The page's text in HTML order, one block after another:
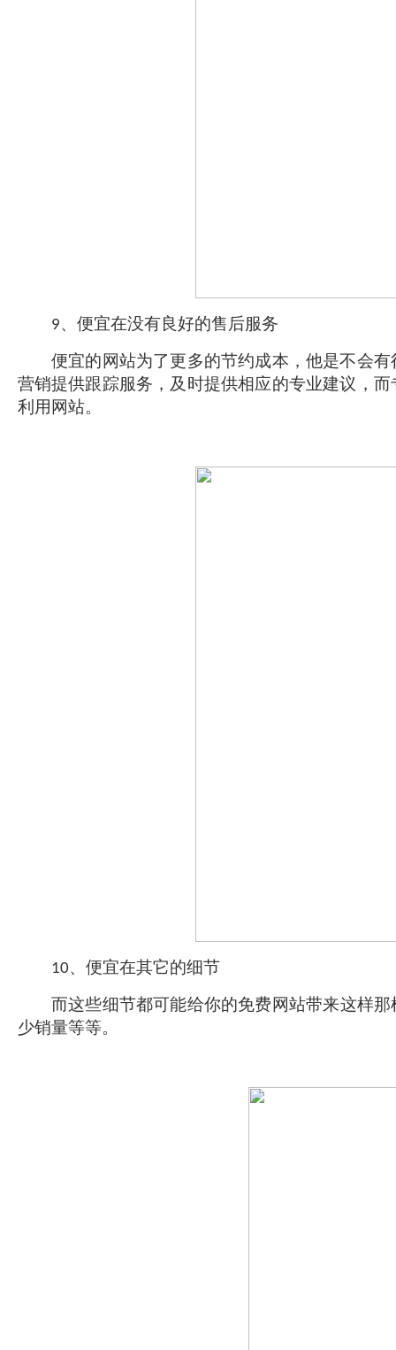
9、便宜在没有良好的售后服务
便宜的网站为了更多的节约成本，他是不会有
营销提供跟踪服务，及时提供相应的专业建议，
利用网站。
10、便宜在其它的细节
而这些细节都可能给你的免费 网站带来这样那
少销量等等。